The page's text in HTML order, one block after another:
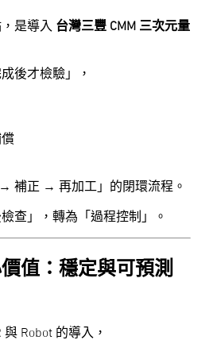
是導入 台灣三豐 CMM 三次元量
後才檢驗」，
補正 → 再加工」的閉環流程。
查」，轉為「過程控制」。
值：穩定與可預測
Robot 的導入，